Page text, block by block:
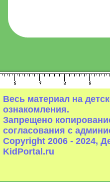
Весь материал на
ознакомления.
Запрещено
согласования с
Copyright 2006 - 2024,
KidPortal.ru